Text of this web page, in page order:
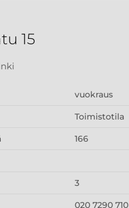
15
vuokraus
Toimistotila
166
3
020 7290 710